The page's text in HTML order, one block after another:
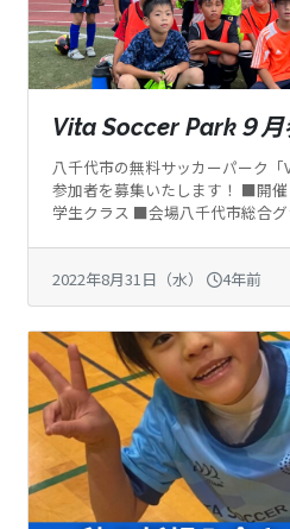
Vita Soccer Park９月
八千代市の無料サッカーパーク
参加者を募集いたします！ ■開
学生クラス ■会場八千代市総合
2022年8月31日（水） 4年前